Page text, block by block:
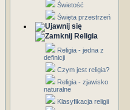
Świetość
Święta przestrzeń
Religia
Religia - jedna z
definicji
Czym jest religia?
Religia - zjawisko
naturalne
Klasyfikacja religii